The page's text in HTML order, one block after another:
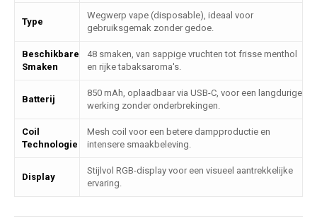
Type
Wegwerp vape (disposable), ideaal voor
gebruiksgemak zonder gedoe.
Beschikbare
Smaken
48 smaken, van sappige vruchten tot frisse menthol
en rijke tabaksaroma's.
Batterij
850 mAh, oplaadbaar via USB-C, voor een langdurige
werking zonder onderbrekingen.
Coil
Technologie
Mesh coil voor een betere dampproductie en
intensere smaakbeleving.
Display
Stijlvol RGB-display voor een visueel aantrekkelijke
ervaring.